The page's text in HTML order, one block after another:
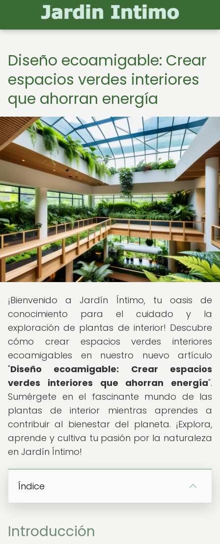
Diseño ecoamigable: Crear
espacios verdes interiores
que ahorran energía
¡Bienvenido a Jardín Íntimo, tu oasis de
conocimiento para el cuidado y la
exploración de plantas de interior! Descubre
cómo crear espacios verdes interiores
ecoamigables en nuestro nuevo artículo
"Diseño ecoamigable: Crear espacios
verdes interiores que ahorran energía".
Sumérgete en el fascinante mundo de las
plantas de interior mientras aprendes a
contribuir al bienestar del planeta. ¡Explora,
aprende y cultiva tu pasión por la naturaleza
en Jardín Íntimo!
Índice
Introducción